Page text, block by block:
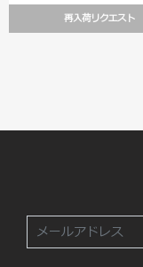
再入荷リクエスト